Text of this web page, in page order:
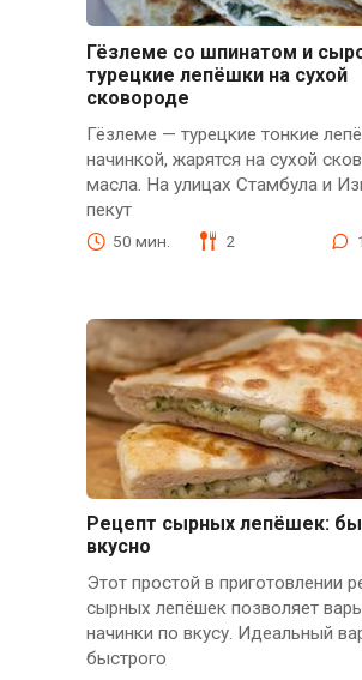
Гёзлеме со шпинатом и
турецкие лепёшки на сухой
сковороде
Гёзлеме — турецкие тонкие
начинкой, жарятся на сухой
масла. На улицах Стамбула и
пекут
50 мин. 2 1
Рецепт сырных лепёшек:
вкусно
Этот простой в приготовлении
сырных лепёшек позволяет
начинки по вкусу. Идеальный
быстрого